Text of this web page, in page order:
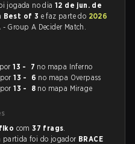
jogada no dia12 de jun. de
Best of 3 e faz parte do 2026
Group A Decider Match.
por13 - 7 no mapa Inferno
por13 - 6 no mapa Overpass
por13 - 8 no mapa Mirage
com37 frags.
partida foi do jogador BRACE